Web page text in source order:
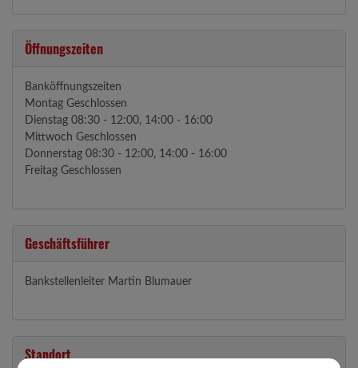
Öffnungszeiten
Banköffnungszeiten
Montag Geschlossen
Dienstag 08:30 - 12:00, 14:00 - 16:00
Mittwoch Geschlossen
Donnerstag 08:30 - 12:00, 14:00 - 16:00
Freitag Geschlossen
Geschäftsführer
Bankstellenleiter Martin Blumauer
Standort